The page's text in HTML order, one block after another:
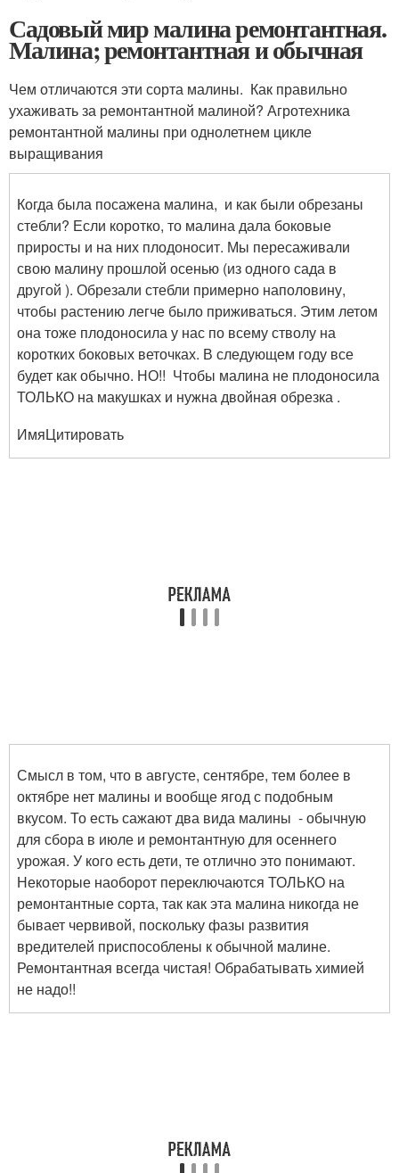
Садовый мир малина ремонтантная.
Малина; ремонтантная и обычная
Чем отличаются эти сорта малины. Как правильно
ухаживать за ремонтантной малиной? Агротехника
ремонтантной малины при однолетнем цикле
выращивания
Когда была посажена малина, и как были обрезаны
стебли? Если коротко, то малина дала боковые
приросты и на них плодоносит. Мы пересаживали
свою малину прошлой осенью (из одного сада в
другой ). Обрезали стебли примерно наполовину,
чтобы растению легче было приживаться. Этим летом
она тоже плодоносила у нас по всему стволу на
коротких боковых веточках. В следующем году все
будет как обычно. НО!! Чтобы малина не плодоносила
ТОЛЬКО на макушках и нужна двойная обрезка .
ИмяЦитировать
Смысл в том, что в августе, сентябре, тем более в
октябре нет малины и вообще ягод с подобным
вкусом. То есть сажают два вида малины - обычную
для сбора в июле и ремонтантную для осеннего
урожая. У кого есть дети, те отлично это понимают.
Некоторые наоборот переключаются ТОЛЬКО на
ремонтантные сорта, так как эта малина никогда не
бывает червивой, поскольку фазы развития
вредителей приспособлены к обычной малине.
Ремонтантная всегда чистая! Обрабатывать химией
не надо!!